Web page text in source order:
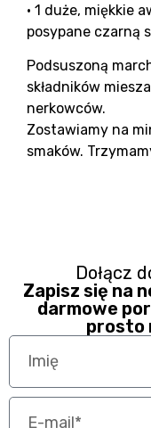
• 1 duże, miękkie
posypane czarną
Podsuszoną
składników
nerkowców.
Zostawiamy na
smaków.
Dołącz
Zapisz się na
darmowe
prosto